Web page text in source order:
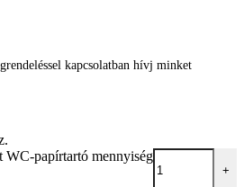
kapcsolatban hívj minket
papírtartó mennyiség
+